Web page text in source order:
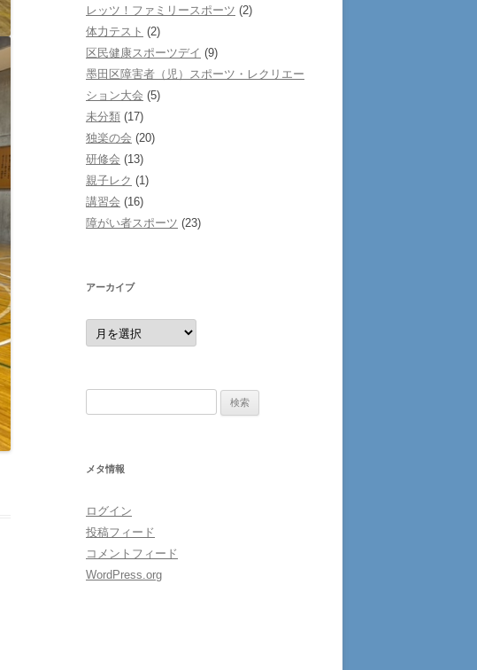
レッツ！ファミリースポーツ (2)
体力テスト (2)
区民健康スポーツデイ (9)
墨田区障害者（児）スポーツ・レクリエー
ション大会 (5)
未分類 (17)
独楽の会 (20)
研修会 (13)
親子レク (1)
講習会 (16)
障がい者スポーツ (23)
アーカイブ
ア
ー
カ
メタ情報
ログイン
投稿フィード
コメントフィード
WordPress.org